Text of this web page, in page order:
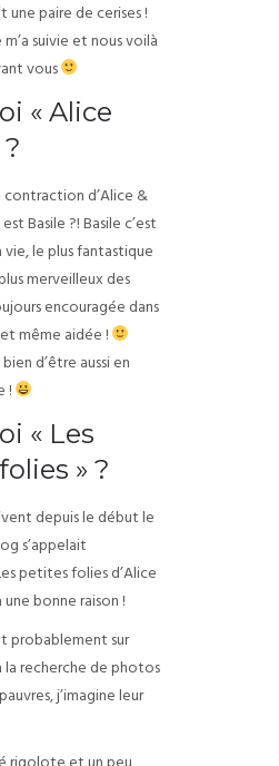
une paire de cerises !
suivie et nous voilà
vous
« Alice
contraction d’Alice &
Basile ?! Basile c’est
vie, le plus fantastique
merveilleux des
encouragée dans
même aidée !
d’être aussi en
!
« Les
» ?
depuis le début le
s’appelait
petites folies d’Alice
bonne raison !
probablement sur
la recherche de photos
j’imagine leur